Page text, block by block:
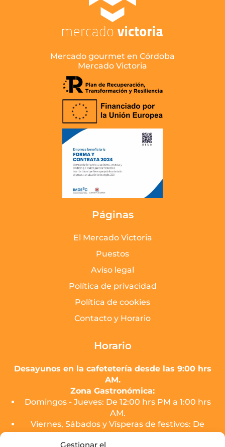
Gestionar el
Mercado gourmet en Córdoba
Mercado Victoria
Páginas
El Mercado Victoria
Puestos
Aviso legal
Política de privacidad
Política de cookies
Contacto y Horario
Horario
Desayunos en la cafetetería desde las 9:00 hrs
AM.
Zona Gastronómica:
Domingos - Jueves: De 12:00 hrs PM a 1:00 hrs
AM.
Viernes, Sábados y Vísperas de festivos: De
12:00 hrs PM a 2:00 hrs AM.